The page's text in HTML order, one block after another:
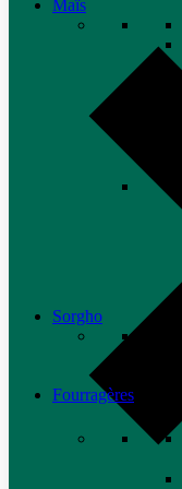
Maïs
Sorgho
Fourragères